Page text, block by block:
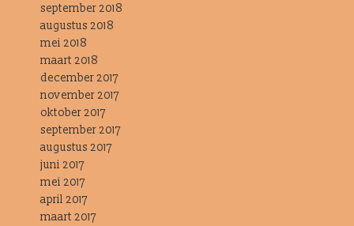
september 2018
augustus 2018
mei 2018
maart 2018
december 2017
november 2017
oktober 2017
september 2017
augustus 2017
juni 2017
mei 2017
april 2017
maart 2017